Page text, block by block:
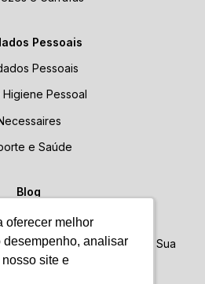
oferecer melhor
analisar
site e
oferecer melhor
analisar
site e
Pessoais
Pessoais
Higiene Pessoal
e Saúde
Blog
Blog
Como Escolher o Ideal para Sua
Empresa